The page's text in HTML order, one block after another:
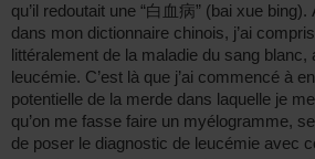
qu’il redoutait une “白血病” (bai xue
dans mon dictionnaire chinois, j’ai compris
littéralement de la maladie du sang blanc,
leucémie. C’est là que j’ai commencé à
potentielle de la merde dans laquelle je
qu’on me fasse faire un myélogramme,
de poser le diagnostic de leucémie avec